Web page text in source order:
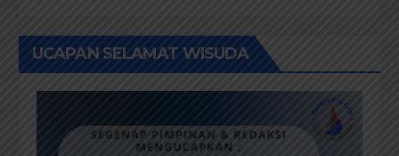
UCAPAN SELAMAT WISUDA